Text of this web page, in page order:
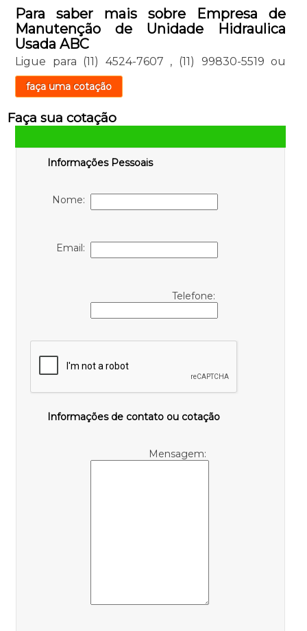
Para saber mais sobre Empresa de
Manutenção de Unidade Hidraulica
Usada ABC
Ligue para (11) 4524-7607 , (11) 99830-5519 ou
faça uma cotação
Faça sua cotação
Informações Pessoais
Nome:
Email:
Telefone:
Informações de contato ou cotação
Mensagem: